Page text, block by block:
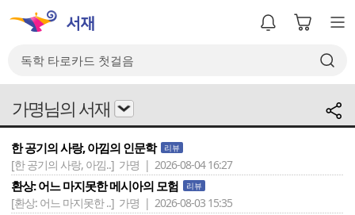
가명님의 서재
한 공기의 사랑, 아낌의 인문학 리뷰
[한 공기의 사랑, 아낌..] 가명 | 2026-08-04 16:27
환상: 어느 마지못한 메시아의 모험 리뷰
[환상: 어느 마지못한 ..] 가명 | 2026-08-03 15:35